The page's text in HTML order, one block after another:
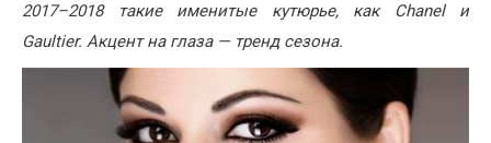
2017–2018 такие именитые кутюрье, как
Chanelи
Gaultier. Акцент на глаза — тренд сезона.